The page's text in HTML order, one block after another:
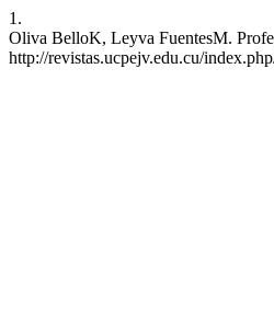
1.
Oliva BelloK, Leyva FuentesM.
http://revistas.ucpejv.edu.cu/